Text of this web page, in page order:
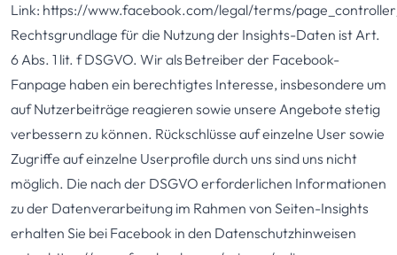
Link: https://www.facebook.com/legal/terms/
Rechtsgrundlage für die Nutzung der Insights-Daten ist Art.
6 Abs. 1 lit. f DSGVO. Wir als Betreiber der Facebook-
Fanpage haben ein berechtigtes Interesse, insbesondere um
auf Nutzerbeiträge reagieren sowie unsere Angebote stetig
verbessern zu können. Rückschlüsse auf einzelne User sowie
Zugriffe auf einzelne Userprofile durch uns sind uns nicht
möglich. Die nach der DSGVO erforderlichen Informationen
zu der Datenverarbeitung im Rahmen von Seiten-Insights
erhalten Sie bei Facebook in den Datenschutzhinweisen